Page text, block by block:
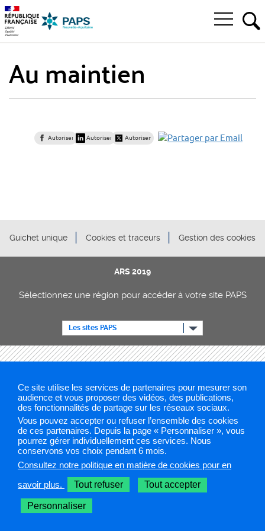
Ce site utilise les services de partenaires pour mesurer son
audience et vous proposer des vidéos, des publications,
des fonctionnalités de partage sur les réseaux sociaux.
Vous pouvez accepter ou refuser l’ensemble des cookies
de ces partenaires. Depuis la page « Personnaliser », vous
pourrez gérer individuellement ces services. Nous
conservons vos choix pendant 6 mois.
Consultez notre politique en matière de cookies pour en
savoir plus.
Tout refuser Tout accepter
Personnaliser
Aller
la
Aller
au
menu
Aller
au
contenu
Ouvrir
Au maintien
Autoriser Autoriser Autoriser
Guichet unique Cookies et traceurs Gestion des cookies
ARS 2019
Sélectionnez une région pour accéder à votre site PAPS
Les sites PAPS